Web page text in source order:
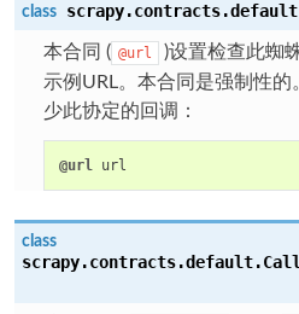
class
本合同 ( @url
)设置检查此蜘
示例URL。本合同是强制性
少此协定的回调：
@url url
class
scrapy.contracts.default.